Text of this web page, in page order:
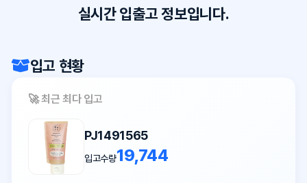
실시간 입출고 정보입니다.
입고 현황
🚀 최근 최다 입고
PJ1491565
입고수량19,744